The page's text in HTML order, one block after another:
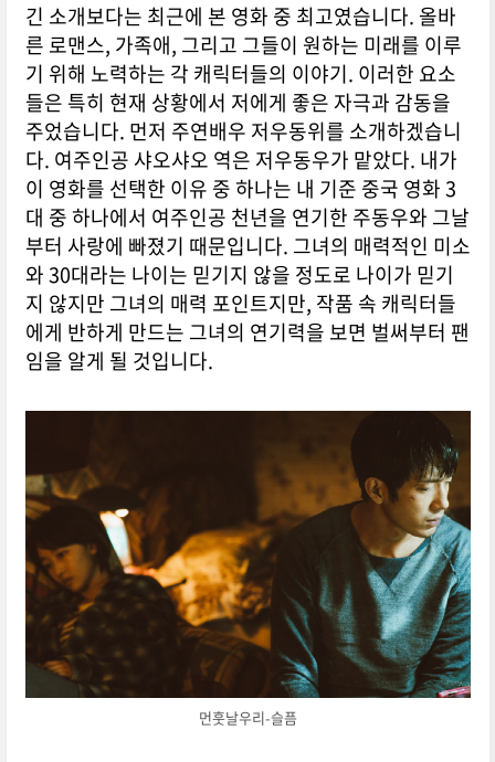
긴 소개보다는 최근에 본 영화 중 최고였습니다. 올바
른 로맨스, 가족애, 그리고 그들이 원하는 미래를 이루
기 위해 노력하는 각 캐릭터들의 이야기. 이러한 요소
들은 특히 현재 상황에서 저에게 좋은 자극과 감동을
주었습니다. 먼저 주연배우 저우동위를 소개하겠습니
다. 여주인공 샤오샤오 역은 저우동우가 맡았다. 내가
이 영화를 선택한 이유 중 하나는 내 기준 중국 영화 3
대 중 하나에서 여주인공 천년을 연기한 주동우와 그날
부터 사랑에 빠졌기 때문입니다. 그녀의 매력적인 미소
와 30대라는 나이는 믿기지 않을 정도로 나이가 믿기
지 않지만 그녀의 매력 포인트지만, 작품 속 캐릭터들
에게 반하게 만드는 그녀의 연기력을 보면 벌써부터 팬
임을 알게 될 것입니다.
먼훗날우리-슬픔